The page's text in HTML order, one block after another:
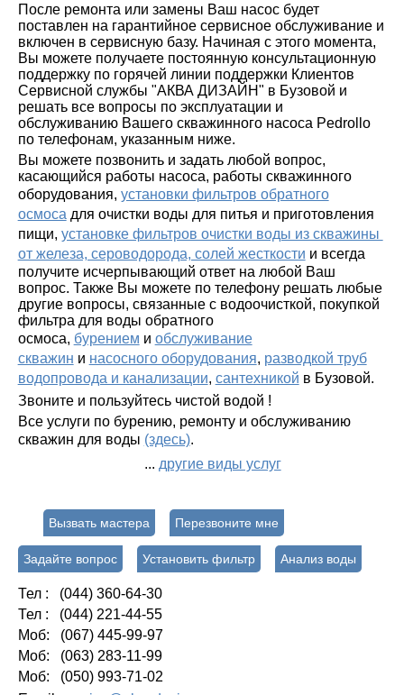
После ремонта или замены Ваш насос будет
поставлен на гарантийное сервисное обслуживание и
включен в сервисную базу. Начиная с этого момента,
Вы можете получаете постоянную консультационную
поддержку по горячей линии поддержки Клиентов
Сервисной службы "АКВА ДИЗАЙН" в Бузовой и
решать все вопросы по эксплуатации и
обслуживанию Вашего скважинного насоса Pedrollo
по телефонам, указанным ниже.
Вы можете позвонить и задать любой вопрос,
касающийся работы насоса, работы скважинного
оборудования, установки фильтров обратного
осмоса для очистки воды для питья и приготовления
пищи, установке фильтров очистки воды из скважины
от железа, сероводорода, солей жесткости и всегда
получите исчерпывающий ответ на любой Ваш
вопрос. Также Вы можете по телефону решать любые
другие вопросы, связанные с водоочисткой, покупкой
фильтра для воды обратного
осмоса, бурением и обслуживание
скважин и насосного оборудования, разводкой труб
водопровода и канализации, сантехникой в Бузовой.
Звоните и пользуйтесь чистой водой !
Все услуги по бурению, ремонту и обслуживанию
скважин для воды (здесь).
... другие виды услуг
Вызвать мастера Перезвоните мне
Задайте вопрос Установить фильтр Анализ воды
Тел : (044) 360-64-30
Тел : (044) 221-44-55
Моб: (067) 445-99-97
Моб: (063) 283-11-99
Моб: (050) 993-71-02